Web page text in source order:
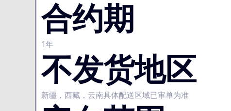
合约期
1年
不发货地区
新疆，西藏，云南具体配送区域已审单为准